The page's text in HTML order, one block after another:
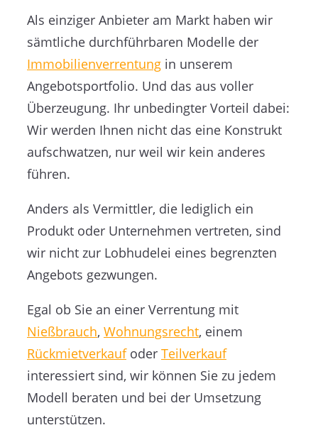
Als einziger Anbieter am Markt haben wir
sämtliche durchführbaren Modelle der
Immobilienverrentung in unserem
Angebotsportfolio. Und das aus voller
Überzeugung. Ihr unbedingter Vorteil dabei:
Wir werden Ihnen nicht das eine Konstrukt
aufschwatzen, nur weil wir kein anderes
führen.
Anders als Vermittler, die lediglich ein
Produkt oder Unternehmen vertreten, sind
wir nicht zur Lobhudelei eines begrenzten
Angebots gezwungen.
Egal ob Sie an einer Verrentung mit
Nießbrauch, Wohnungsrecht, einem
Rückmietverkaufoder Teilverkauf
interessiert sind, wir können Sie zu jedem
Modell beraten und bei der Umsetzung
unterstützen.